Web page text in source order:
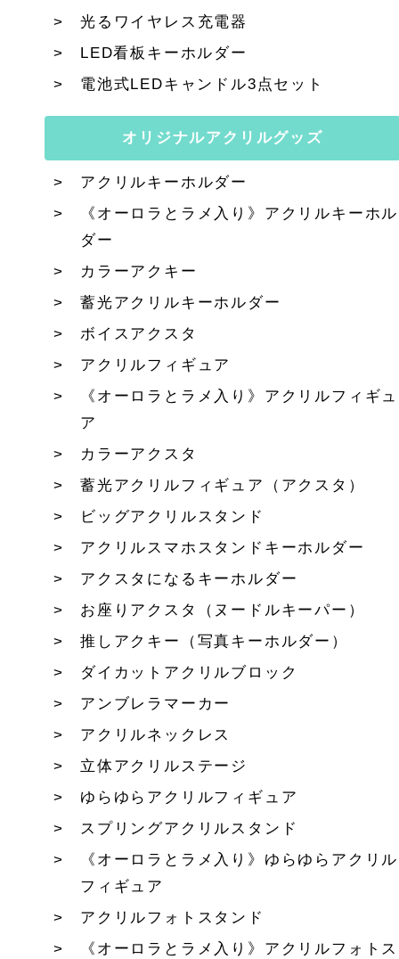
光るワイヤレス充電器
LED看板キーホルダー
電池式LEDキャンドル3点セット
オリジナルアクリルグッズ
アクリルキーホルダー
《オーロラとラメ入り》アクリルキーホル
ダー
カラーアクキー
蓄光アクリルキーホルダー
ボイスアクスタ
アクリルフィギュア
《オーロラとラメ入り》アクリルフィギュ
ア
カラーアクスタ
蓄光アクリルフィギュア（アクスタ）
ビッグアクリルスタンド
アクリルスマホスタンドキーホルダー
アクスタになるキーホルダー
お座りアクスタ（ヌードルキーパー）
推しアクキー（写真キーホルダー）
ダイカットアクリルブロック
アンブレラマーカー
アクリルネックレス
立体アクリルステージ
ゆらゆらアクリルフィギュア
スプリングアクリルスタンド
《オーロラとラメ入り》ゆらゆらアクリル
フィギュア
アクリルフォトスタンド
《オーロラとラメ入り》アクリルフォトス